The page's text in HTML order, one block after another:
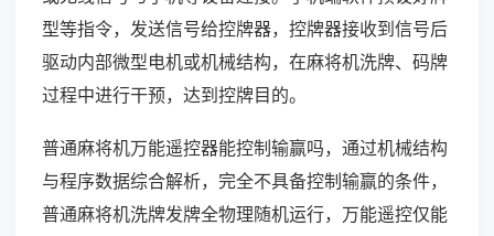
型等指令，发送信号给控牌器，控牌器接收到信号后
驱动内部微型电机或机械结构，在麻将机洗牌、码牌
过程中进行干预，达到控牌目的。
普通麻将机万能遥控器能控制输赢吗，通过机械结构
与程序数据综合解析，完全不具备控制输赢的条件，
普通麻将机洗牌发牌全物理随机运行，万能遥控仅能